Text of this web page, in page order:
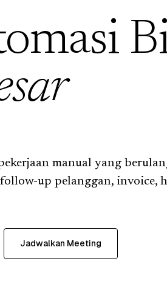
manual yang
up pelanggan, invoice,
Jadwalkan Meeting